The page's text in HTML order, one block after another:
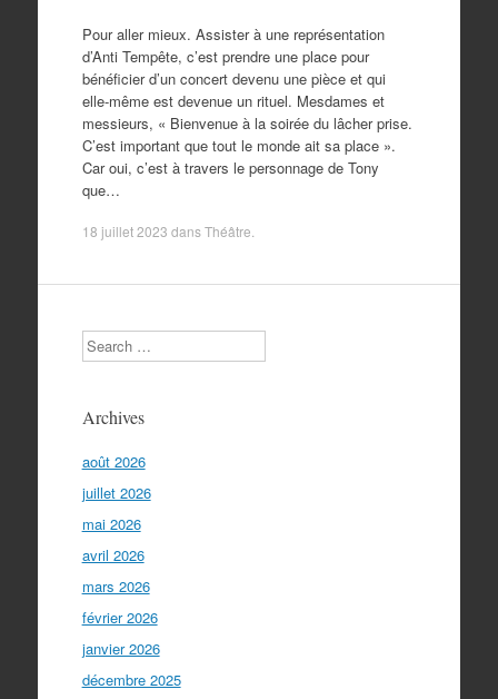
Pour aller mieux. Assister à une représentation
d’Anti Tempête, c’est prendre une place pour
bénéficier d’un concert devenu une pièce et qui
elle-même est devenue un rituel. Mesdames et
messieurs, « Bienvenue à la soirée du lâcher prise.
C’est important que tout le monde ait sa place ».
Car oui, c’est à travers le personnage de Tony
que…
18 juillet 2023 dansThéâtre
Search
Archives
août 2026
juillet 2026
mai 2026
avril 2026
mars 2026
février 2026
janvier 2026
décembre 2025